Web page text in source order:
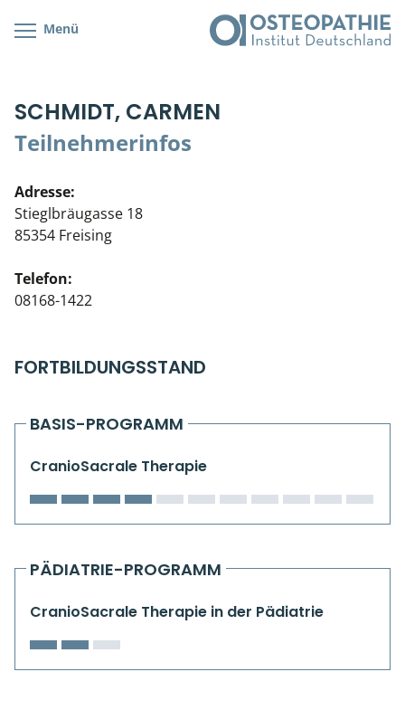
Menü
SCHMIDT, CARMEN
Teilnehmerinfos
Adresse:
Stieglbräugasse 18
85354 Freising
Telefon:
08168-1422
FORTBILDUNGSSTAND
BASIS-PROGRAMM
CranioSacrale Therapie
PÄDIATRIE-PROGRAMM
CranioSacrale Therapie in der Pädiatrie
Cranial/Neurale Osteopathie
Parietale Osteopathie
Viszerale Osteopathie
Klinische & Praktische Kurse
Prüfung & Zertifikation
Postgraduate- & Spezialkurse
Kiefergelenkkurse
CranioSacrale Ausbildung
Human Reset Week
Bonus-Programm
Veranstaltungsticket DB
Wissenswertes
Teilnehmerliste
Stellenbörse
Soziales Engagement